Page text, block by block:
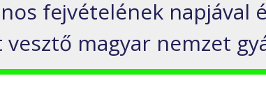
fejvételének napjával
magyar nemzet